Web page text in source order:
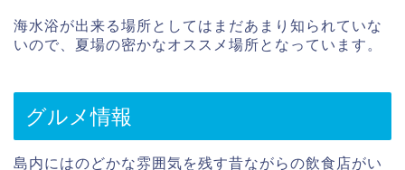
海水浴が出来る場所としてはまだあまり知られていな
いので、夏場の密かなオススメ場所となっています。
グルメ情報
島内にはのどかな雰囲気を残す昔ながらの飲食店がい